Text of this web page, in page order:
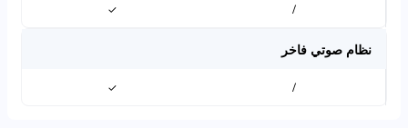
/
✓
نظام صوتي فاخر
/
✓